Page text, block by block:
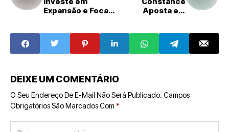
Expansão e Foca
2025
Aposta em
o e Crescimento
Nacional
DEIXE UM COMENTÁRIO
O Seu Endereço De E-Mail Não Será Publicado. Campos
Obrigatórios São Marcados Com *